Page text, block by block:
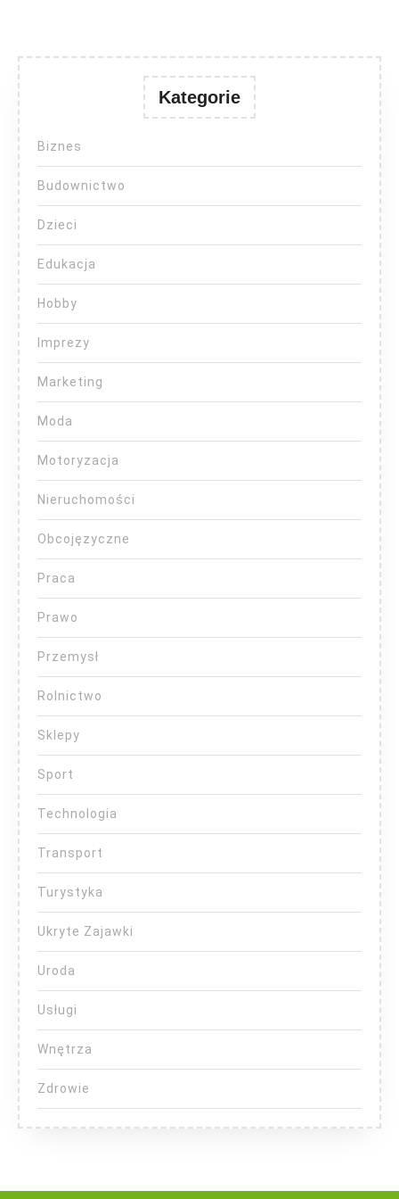
Kategorie
Biznes
Budownictwo
Dzieci
Edukacja
Hobby
Imprezy
Marketing
Moda
Motoryzacja
Nieruchomości
Obcojęzyczne
Praca
Prawo
Przemysł
Rolnictwo
Sklepy
Sport
Technologia
Transport
Turystyka
Ukryte Zajawki
Uroda
Usługi
Wnętrza
Zdrowie